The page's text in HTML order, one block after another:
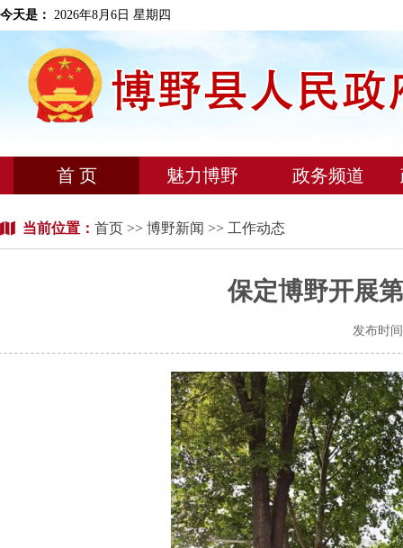
今天是： 2026年8月6日 星期四
首 页 魅力博野 政务频道
当前位置： 首页 >> 博野新闻 >> 工作动态
保定博野开展
发布时